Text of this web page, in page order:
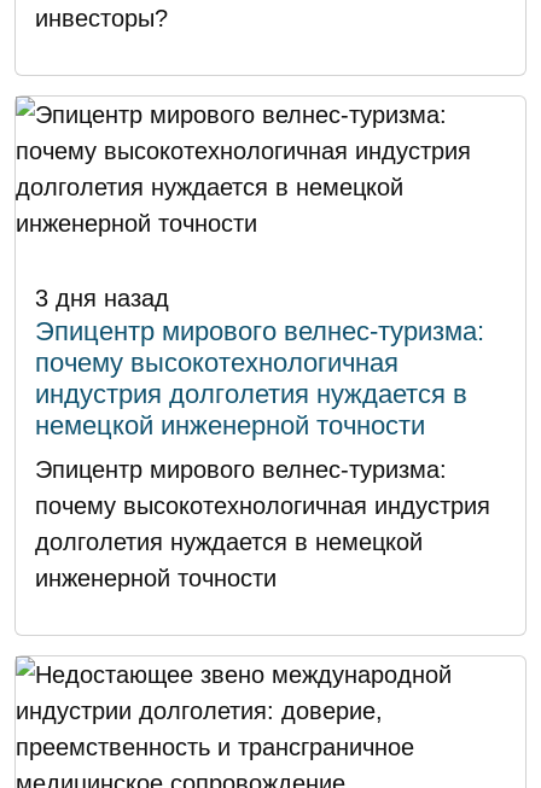
инвесторы?
3 дня назад
Эпицентр мирового велнес-туризма:
почему высокотехнологичная
индустрия долголетия нуждается в
немецкой инженерной точности
Эпицентр мирового велнес-туризма:
почему высокотехнологичная индустрия
долголетия нуждается в немецкой
инженерной точности